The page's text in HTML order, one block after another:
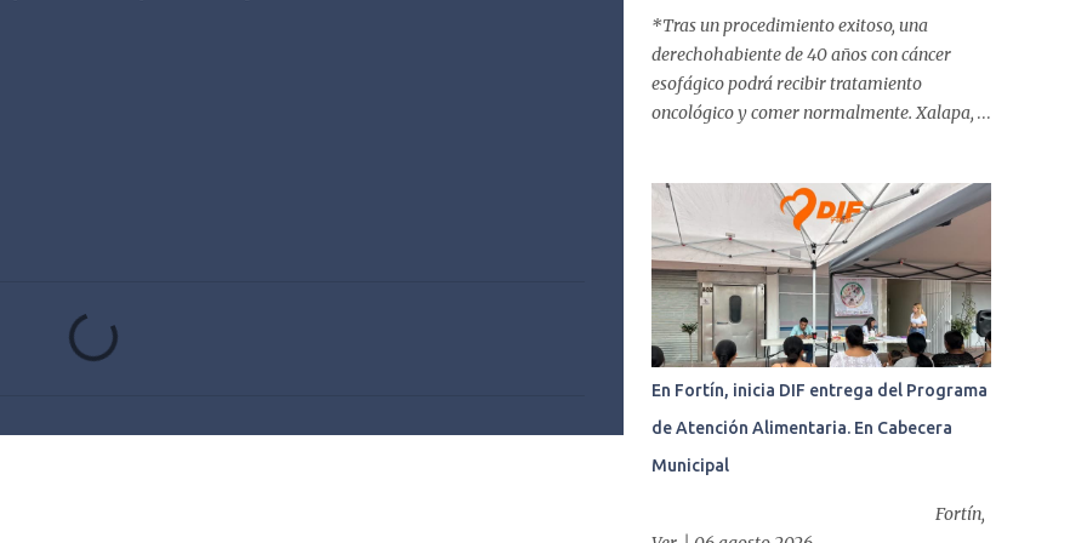
*Tras un procedimiento exitoso, una
derechohabiente de 40 años con cáncer
esofágico podrá recibir tratamiento
oncológico y comer normalmente. Xalapa,
Libre.- La Clínica del ISSSTE de Xalapa es de
las únicas en el Estado que ha realizado más
de 2 mil procedimientos endoscópicos
anuales entre los que se incluyen
endoscopia, colonoscopia y
colangiopancreatografía retrógrada
endoscópica (CPRE), con equipo de alta
tecnología de videoendoscopia gástrica y
con especialistas certificados. Además se
cuenta con endoscopios de última tecnología
certeza y sin dolor para el paciente, a través
En Fortín, inicia DIF entrega del Programa
de Atención Alimentaria. En Cabecera
Municipal
Fortín,